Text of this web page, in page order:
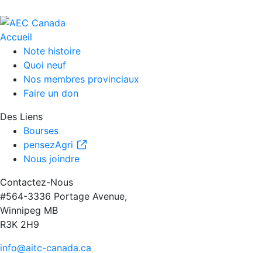
Accueil
Note histoire
Quoi neuf
Nos membres provinciaux
Faire un don
Des Liens
Bourses
pensezAgri
Nous joindre
Contactez-Nous
#564-3336 Portage Avenue,
Winnipeg MB
R3K 2H9
info@aitc-canada.ca